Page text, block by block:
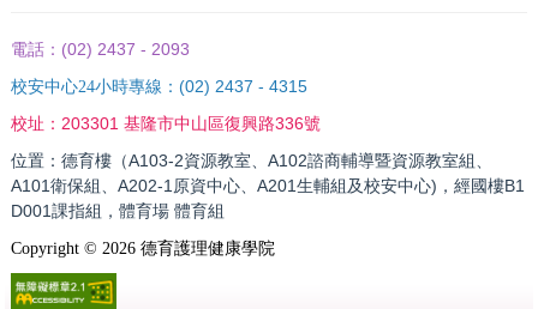
電話： (02) 2437 - 2093
校安中心24小時專線： (02) 2437 - 4315
校址： 203301 基隆市中山區復興路336號
位置：德育樓（A103-2資源教室、A102諮商輔導暨資源教室組、
A101衛保組、A202-1原資中心、A201生輔組及校安中心)，經國樓B1
D001課指組，體育場 體育組
Copyright © 2026德育護理健康學院